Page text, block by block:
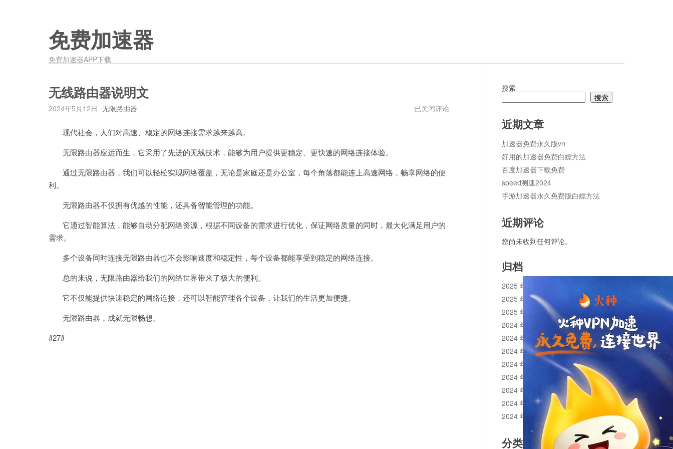
免费加速器
免费加速器APP下载
无线路由器说明文
2024年5月12日 无限路由器
无
已关闭评论
现代社会，人们对高速、稳定的网络连接需求越来越高。
无限路由器应运而生，它采用了先进的无线技术，能够为用户提供更稳定、更快速的网络连接体验。
通过无限路由器，我们可以轻松实现网络覆盖，无论是家庭还是办公室，每个角落都能连上高速网络，畅享网络的便
利。
无限路由器不仅拥有优越的性能，还具备智能管理的功能。
它通过智能算法，能够自动分配网络资源，根据不同设备的需求进行优化，保证网络质量的同时，最大化满足用户的
需求。
多个设备同时连接无限路由器也不会影响速度和稳定性，每个设备都能享受到稳定的网络连接。
总的来说，无限路由器给我们的网络世界带来了极大的便利。
它不仅能提供快速稳定的网络连接，还可以智能管理各个设备，让我们的生活更加便捷。
无限路由器，成就无限畅想。
#27#
搜索
搜索
近期文章
加速器免费永久版vn
好用的加速器免费白嫖方法
百度加速器下载免费
speed测速2024
手游加速器永久免费版白嫖方法
近期评论
您尚未收到任何评论。
归档
2025 年 11 月
2025 年 10 月
2025 年 1 月
2024 年 12 月
2024 年 11 月
2024 年 10 月
2024 年 9 月
2024 年 8 月
2024 年 7 月
2024 年 6 月
2024 年 5 月
分类目录